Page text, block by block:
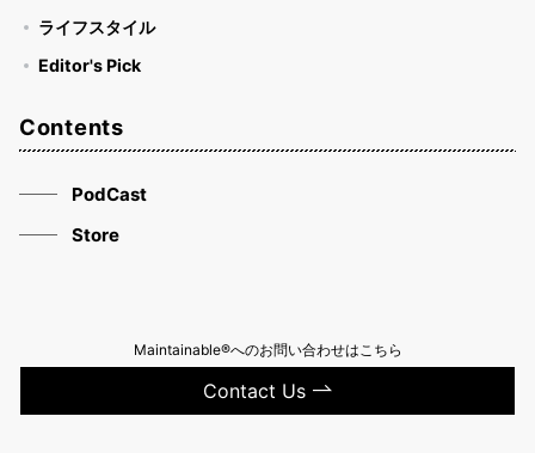
ライフスタイル
Editor's Pick
Contents
PodCast
Store
Maintainable®へのお問い合わせはこちら
Contact Us